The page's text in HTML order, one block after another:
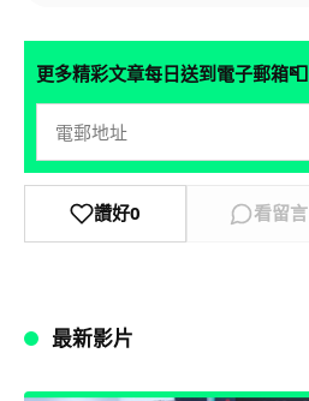
更多精彩文章每日送到電子郵箱📮
讚好0 看留言
最新影片